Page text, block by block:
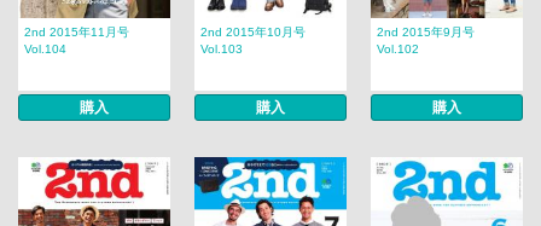
2nd 2015年11月号
Vol.104
購入
2nd 2015年10月号
Vol.103
購入
2nd 2015年9月号
Vol.102
購入